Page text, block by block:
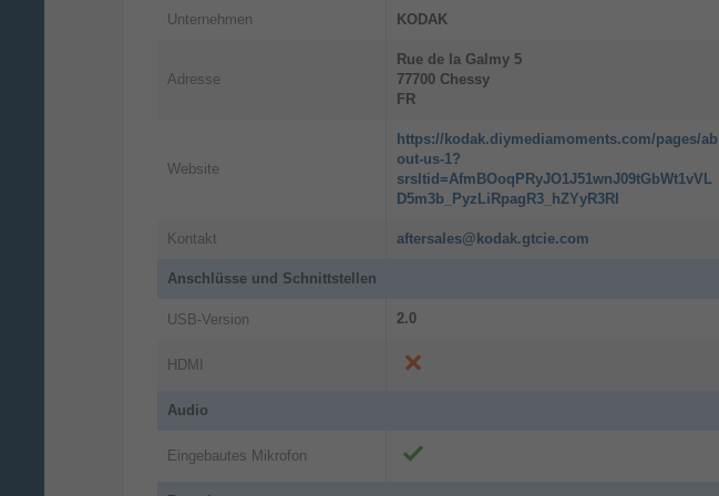
Unternehmen KODAK
Adresse
Rue de la Galmy 5
77700 Chessy
FR
Website
https://kodak.diymediamoments.com/pages/ab
out-us-1?
srsltid=AfmBOoqPRyJO1J51wnJ09tGbWt1vVL
D5m3b_PyzLiRpagR3_hZYyR3RI
Kontakt aftersales@kodak.gtcie.com
Anschlüsse und Schnittstellen
USB-Version 2.0
HDMI
Audio
Eingebautes Mikrofon